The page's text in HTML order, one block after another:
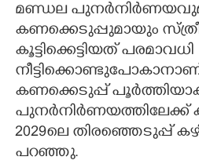
മണ്ഡല
കണക്കെടുപ്പുമായും
കൂട്ടിക്കെട്ടിയത് പരമാവധി
കണക്കെടുപ്പ്
പുനർനിർണയത്തിലേക്ക്
2029ലെ തിരഞ്ഞെടുപ്പ്
പറഞ്ഞു.